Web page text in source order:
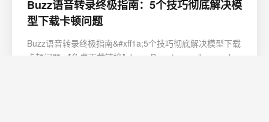
Buzz语音转录终极指南：5个技巧彻底解决模
型下载卡顿问题
Buzz语音转录终极指南&#xff1a;5个技巧彻底解决模型下载
卡顿问题 【免费下载链接】buzz Buzz transcribes and